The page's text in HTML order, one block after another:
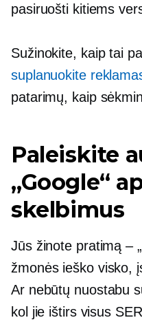
pasiruošti kitiems
Sužinokite, kaip tai
suplanuokite
patarimų, kaip
Paleiskite
„Google“
skelbimus
Jūs žinote pratimą –
žmonės ieško visko,
Ar nebūtų nuostabu
kol jie ištirs visus